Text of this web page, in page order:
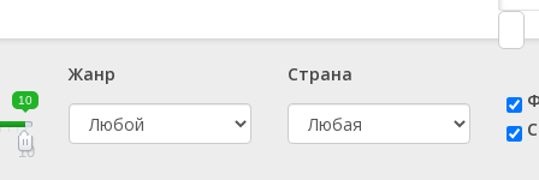
👨‍✈️ Военный
🕵️‍♂️ Детектив
10
10
Жанр
Страна